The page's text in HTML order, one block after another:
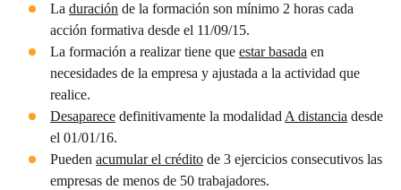
La duración de la formación son mínimo 2 horas cada
acción formativa desde el 11/09/15.
La formación a realizar tiene que estar basada en
necesidades de la empresa y ajustada a la actividad que
realice.
Desaparece definitivamente la modalidad A distancia desde
el 01/01/16.
Pueden acumular el crédito de 3 ejercicios consecutivos las
empresas de menos de 50 trabajadores.